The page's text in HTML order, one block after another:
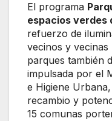
El programa
espacios verdes
refuerzo de
vecinos y
parques también
impulsada por el
e Higiene
recambio y
15 comunas